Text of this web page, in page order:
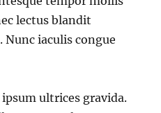
lectus blandit
Nunc iaculis congue
ultrices gravida.